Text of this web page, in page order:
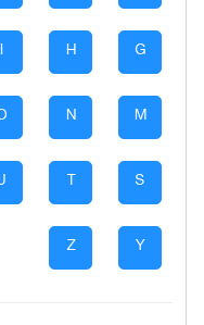
G
H
I
M
N
S
T
Y
Z